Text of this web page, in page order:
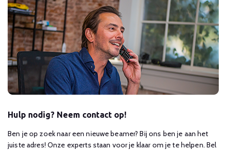
Hulp nodig? Neem contact op!
Ben je op zoek naar een nieuwe beamer? Bij ons ben je aan het
juiste adres! Onze experts staan voor je klaar om je te helpen. Bel